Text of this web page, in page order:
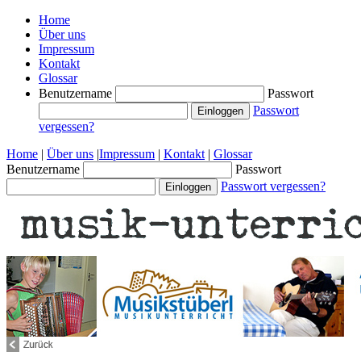
Home
Über uns
Impressum
Kontakt
Glossar
Benutzername
Passwort
Passwort
vergessen?
Home | Über uns |Impressum | Kontakt | Glossar
Benutzername
Passwort
Passwort vergessen?